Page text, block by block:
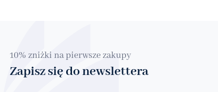
10% zniżki na pierwsze zakupy
Zapisz się do newslettera